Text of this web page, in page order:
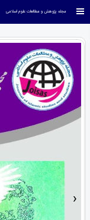
مجله پژوهش و مطالعات علوم اسلامی
‹